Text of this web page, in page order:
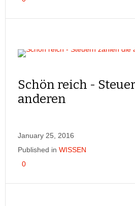
Schön reich -
anderen
January 25, 2016
Published in WISSEN
0